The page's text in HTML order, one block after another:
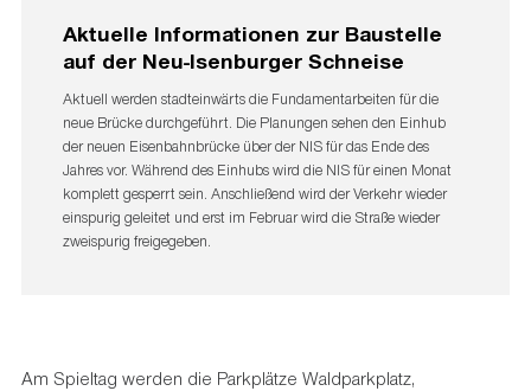
Aktuelle Informationen zur Baustelle
auf der Neu-Isenburger Schneise
Aktuell werden stadteinwärts die Fundamentarbeiten für die
neue Brücke durchgeführt. Die Planungen sehen den Einhub
der neuen Eisenbahnbrücke über der NIS für das Ende des
Jahres vor. Während des Einhubs wird die NIS für einen Monat
komplett gesperrt sein. Anschließend wird der Verkehr wieder
einspurig geleitet und erst im Februar wird die Straße wieder
zweispurig freigegeben.
Am Spieltag werden die Parkplätze Waldparkplatz,